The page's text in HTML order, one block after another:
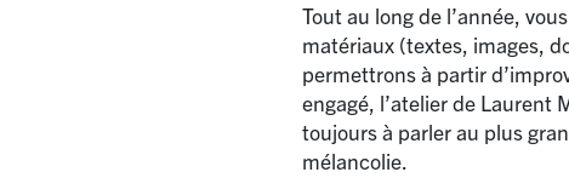
Tout au long de l’année,
matériaux (textes, images,
permettrons à partir
engagé, l’atelier de Laurent
toujours à parler au plus
mélancolie.